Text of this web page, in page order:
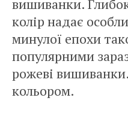
вишиванки.
колір надає
минулої епохи
популярними
рожеві
кольором.